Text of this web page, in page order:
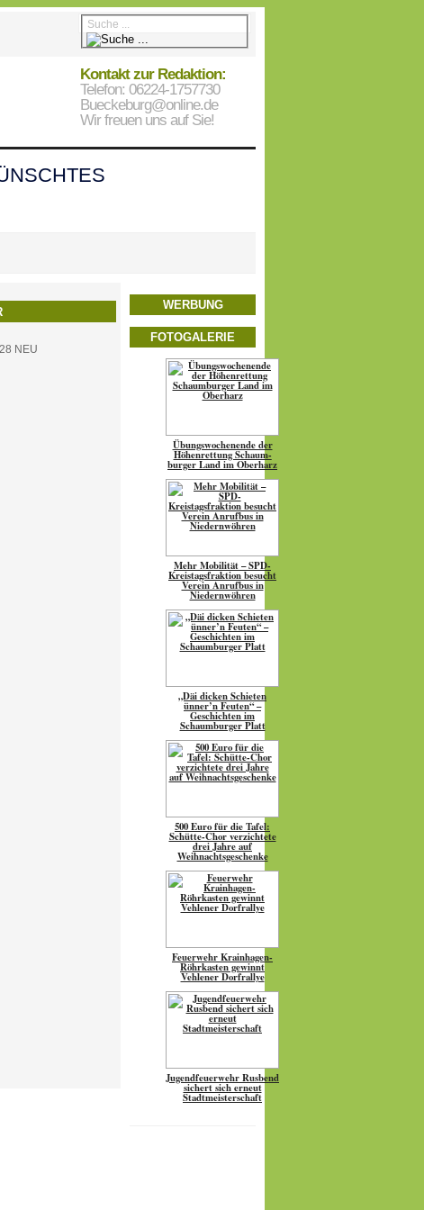
Kontakt zur Redaktion:
Telefon: 06224-1757730
Bueckeburg@online.de
Wir freuen uns auf Sie!
WERBUNG
FOTOGALERIE
Übungs­wo­chen­ende der
Höhen­ret­tung Schaum­
burger Land im Oberharz
Mehr Mobilität – SPD-
Kreistagsfraktion besucht
Verein Anrufbus in
Niedernwöhren
„Däi dicken Schieten
ünner’n Feuten“ –
Geschichten im
Schaumburger Platt
500 Euro für die Tafel:
Schütte-Chor verzichtete
drei Jahre auf
Weihnachtsgeschenke
Feuerwehr Krainhagen-
Röhrkasten gewinnt
Vehlener Dorfrallye
Jugendfeuerwehr Rusbend
sichert sich erneut
Stadtmeisterschaft